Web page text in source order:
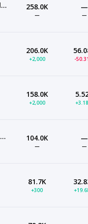
許靖韻「小背心」Angela Hui
258.0K
—
—
—
206.0K
+2,000 -
158.0K
+2,000
雅虎香港 Yahoo Hong Kong
104.0K
—
—
—
81.7K
+300